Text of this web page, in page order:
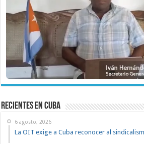
recientes en cuba
6 agosto, 2026
La OIT exige a Cuba reconocer al